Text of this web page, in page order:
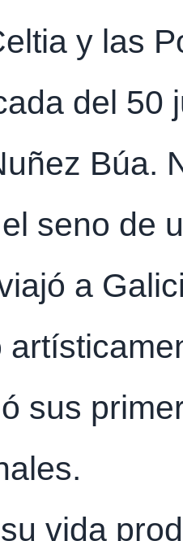
y las
del 50
Búa.
seno de
a
sus
vida